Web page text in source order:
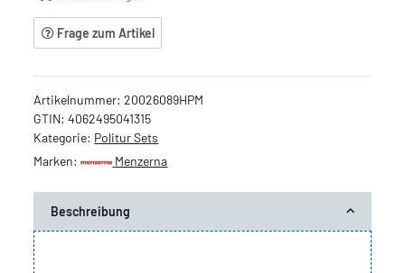
Frage zum Artikel
Artikelnummer:20026089HPM
GTIN: 4062495041315
Kategorie: Politur Sets
Marken:
Menzerna
Beschreibung